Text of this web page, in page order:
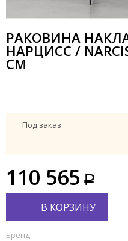
РАКОВИНА
НАРЦИСС /
СМ
Под заказ
110 565
В КОРЗИНУ
Бренд